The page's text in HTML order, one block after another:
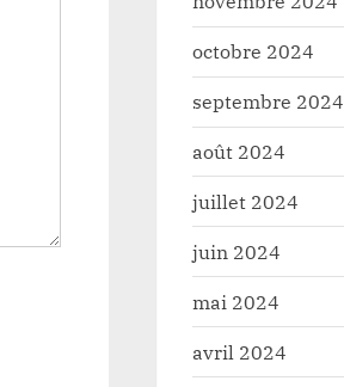
octobre 2024
septembre 2024
août 2024
juillet 2024
juin 2024
mai 2024
avril 2024